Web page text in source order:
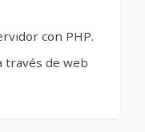
con PHP.
través de web